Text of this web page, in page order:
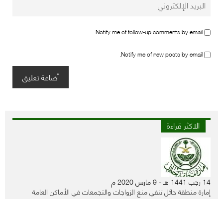
Notify me of follow-up comments by email.
Notify me of new posts by email.
الاكثر قراءة
14 رجب 1441 هـ - 9 مارس 2020 م
إمارة منطقة حائل تنفي منع الزواجات والتجمعات في الأماكن العامة